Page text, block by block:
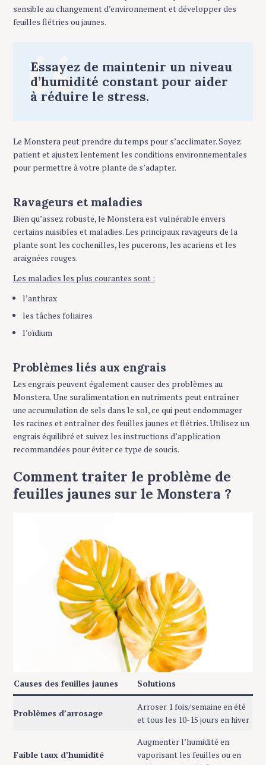
sensible au changement d’environnement et développer des
feuilles flétries ou jaunes.
Essayez de maintenir un niveau
d’humidité constant pour aider
à réduire le stress.
Le Monstera peut prendre du temps pour s’acclimater. Soyez
patient et ajustez lentement les conditions environnementales
pour permettre à votre plante de s’adapter.
Ravageurs et maladies
Bien qu’assez robuste, le Monstera est vulnérable envers
certains nuisibles et maladies. Les principaux ravageurs de la
plante sont les cochenilles, les pucerons, les acariens et les
araignées rouges.
Les maladies les plus courantes sont :
l’anthrax
les tâches foliaires
l’oïdium
Problèmes liés aux engrais
Les engrais peuvent également causer des problèmes au
Monstera. Une suralimentation en nutriments peut entraîner
une accumulation de sels dans le sol, ce qui peut endommager
les racines et entraîner des feuilles jaunes et flétries. Utilisez un
engrais équilibré et suivez les instructions d’application
recommandées pour éviter ce type de soucis.
Comment traiter le problème de
feuilles jaunes sur le Monstera ?
Causes des feuilles jaunes Solutions
Problèmes d’arrosage
Arroser 1 fois/semaine en été
et tous les 10-15 jours en hiver
Faible taux d’humidité
Augmenter l’humidité en
vaporisant les feuilles ou en